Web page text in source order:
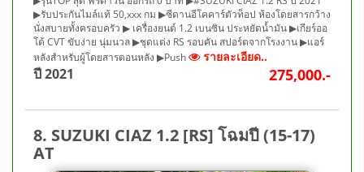
▶รับประกันไมล์แท้ 50,xxx กม ▶ซีดานอีโคคาร์ตัวท็อป ห้องโดยสารกว้าง
นั่งสบายทั้งครอบครัว ▶ เครื่องยนต์ 1.2 เบนซิน ประหยัดน้ำมัน ▶เกียร์ออ
โต้ CVT ขับง่าย นุ่มนวล ▶ชุดแต่ง RS รอบคัน สปอร์ตจากโรงงาน ▶แอร์
หลังสำหรับผู้โดยสารตอนหลัง ▶Push
รายละเอียด..
ปี 2021 275,000.-
8. SUZUKI CIAZ 1.2 [RS] โฉมปี (15-17)
AT